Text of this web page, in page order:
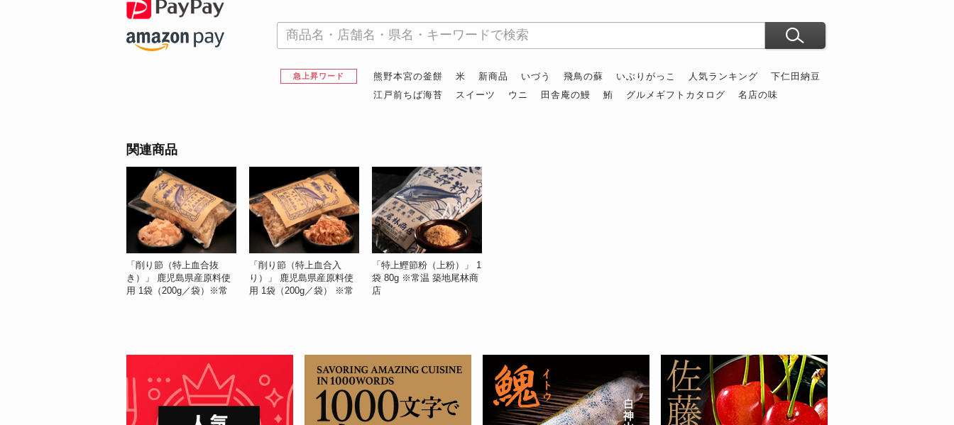
急上昇ワード 熊野本宮の釜餅 米 新商品 いづう 飛鳥の蘇 いぶりがっこ 人気ランキング
下仁田納豆
江戸前ちば海苔
スイーツ ウニ 田舎庵の鰻 鮪 グルメギフトカタログ 名店の味
関連商品
「削り節（特上血合抜
き）」 鹿児島県産原料使
用 1袋（200g／袋）※常
「削り節（特上血合入
り）」 鹿児島県産原料使
用 1袋（200g／袋） ※常
「特上鰹節粉（上粉）」 1
袋 80g ※常温 築地尾林商
店